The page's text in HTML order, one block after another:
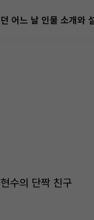
어느 날 인물 소개와
수의 단짝 친구